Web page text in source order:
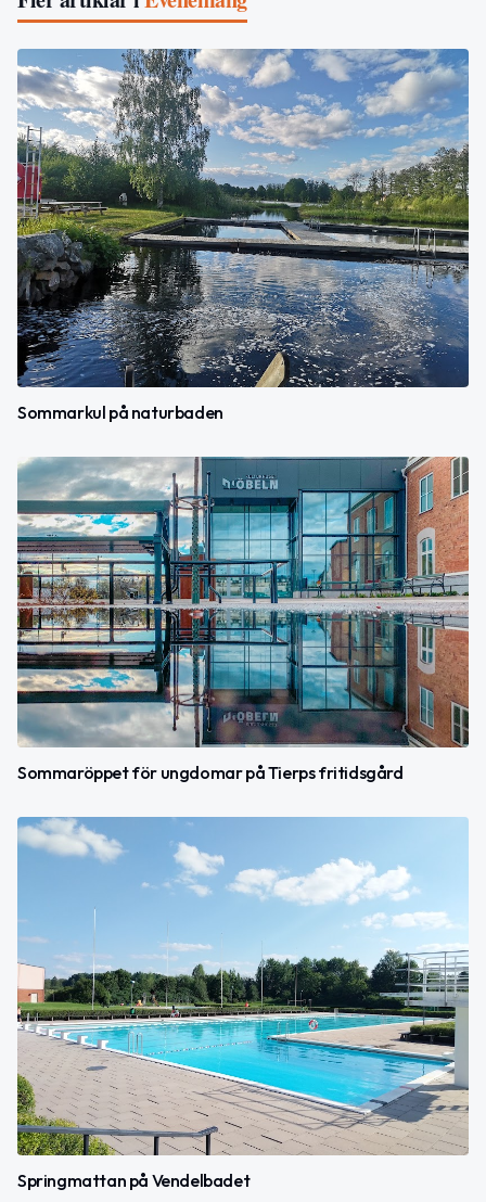
Sommarkul på naturbaden
Sommaröppet för ungdomar på Tierps fritidsgård
Springmattan på Vendelbadet